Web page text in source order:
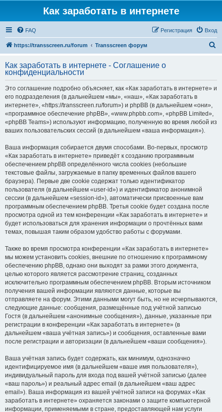
Как заработать в интернете
FAQ Вход
Регистрация
https://transscreen.ru/forum Transscreen форум
с
Как заработать в интернете - Соглашение о
конфиденциальности
Это соглашение подробно объясняет, как «Как заработать в интернете» и
его подразделения (в дальнейшем «мы», «наш», «Как заработать в
интернете», «https://transscreen.ru/forum») и phpBB (в дальнейшем «они»,
«программное обеспечение phpBB», «www.phpbb.com», «phpBB Limited»,
«phpBB Teams») используют информацию, полученную во время любой из
ваших пользовательских сессий (в дальнейшем «ваша информация»).
Ваша информация собирается двумя способами. Во-первых, просмотр
«Как заработать в интернете» приведёт к созданию программным
обеспечением phpBB определённого числа cookies (небольшие
текстовые файлы, загружаемые в папку временных файлов вашего
браузера). Первые две cookie содержат только идентификатор
пользователя (в дальнейшем «user-id») и идентификатор анонимной
сессии (в дальнейшем «session-id»), автоматически присвоенные вам
программным обеспечением phpBB. Третья cookie будет создана после
просмотра одной из тем конференции «Как заработать в интернете» и
будет использоваться для хранения информации о прочтённых вами
темах, повышая таким образом удобство работы с форумами.
Также во время просмотра конференции «Как заработать в интернете»
мы можем установить cookies, внешние по отношению к программному
обеспечению phpBB, однако они выходят за рамки этого документа,
целью которого является рассмотрение страниц, созданных
исключительно программным обеспечением phpBB. Вторым источником
получения вашей информации являются данные, которые вы
отправляете на форум. Этими данными могут быть, но не исчерпываются,
следующие данные: сообщения, размещённые под учётной записью
Гостя (в дальнейшем «анонимные сообщения»), данные, указанные при
регистрации в конференции «Как заработать в интернете» (в
дальнейшем «ваша учётная запись») и сообщения, оставленные вами
после регистрации и авторизации (в дальнейшем «ваши сообщения»).
Ваша учётная запись будет содержать, как минимум, однозначно
идентифицируемое имя (в дальнейшем «ваше имя пользователя»),
индивидуальный пароль для входа под вашей учётной записью (далее
«ваш пароль») и реальный адрес email (в дальнейшем «ваш адрес
email»). Ваша информация из вашей учётной записи на форумах «Как
заработать в интернете» охраняется законами о защите компьютерной
информации, применяемыми в стране, предоставляющей нам услуги